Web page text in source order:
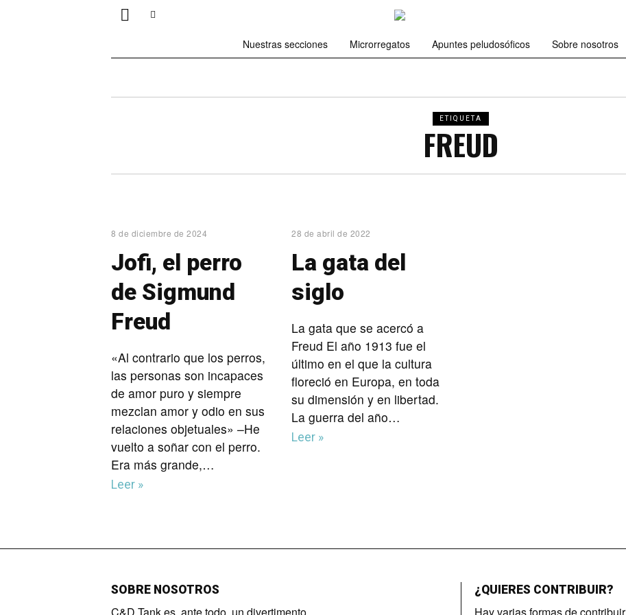
Nuestras secciones Microrregatos Apuntes peludosóficos Sobre nosotros
ETIQUETA
FREUD
8 de diciembre de 2024
Jofi, el perro
de Sigmund
Freud
«Al contrario que los perros,
las personas son incapaces
de amor puro y siempre
mezclan amor y odio en sus
relaciones objetuales» –He
vuelto a soñar con el perro.
Era más grande,…
Leer »
28 de abril de 2022
La gata del
siglo
La gata que se acercó a
Freud El año 1913 fue el
último en el que la cultura
floreció en Europa, en toda
su dimensión y en libertad.
La guerra del año…
Leer »
SOBRE NOSOTROS ¿QUIERES CONTRIBUIR?